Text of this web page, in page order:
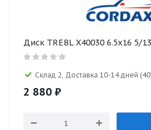
Диск TREBL X40030 6.5x16 5/
Склад 2, Доставка 10-14 дней
2 880 ₽